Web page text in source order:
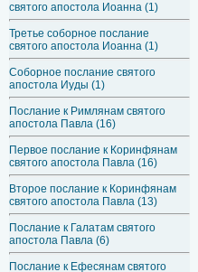
святого апостола Иоанна (1)
Третье соборное послание
святого апостола Иоанна (1)
Соборное послание святого
апостола Иуды (1)
Послание к Римлянам святого
апостола Павла (16)
Первое послание к Коринфянам
святого апостола Павла (16)
Второе послание к Коринфянам
святого апостола Павла (13)
Послание к Галатам святого
апостола Павла (6)
Послание к Ефесянам святого